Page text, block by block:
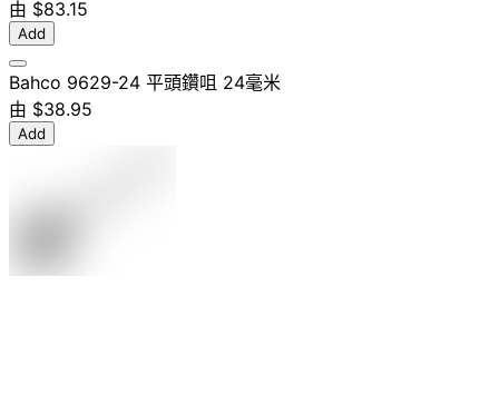
由 $83.15
Add
Bahco 9629-24 平頭鑽咀 24毫米
由 $38.95
Add